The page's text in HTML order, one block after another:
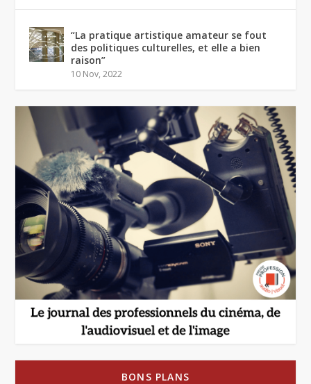
“La pratique artistique amateur se fout
des politiques culturelles, et elle a bien
raison”
10 Nov, 2022
BONS PLANS